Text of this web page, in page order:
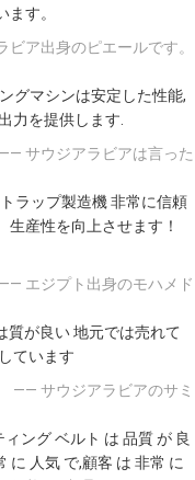
ます。
ア出身のピエールです。
グマシンは安定した性能,
力を提供します.
—— サウジアラビアは言った
ラップ製造機 非常に信頼
生産性を向上させます！
—— エジプト出身のモハメド
質が良い 地元では売れて
ています
—— サウジアラビアのサミ
ィング ベルト は 品質 が 良
に 人気 で,顧客 は 非常 に